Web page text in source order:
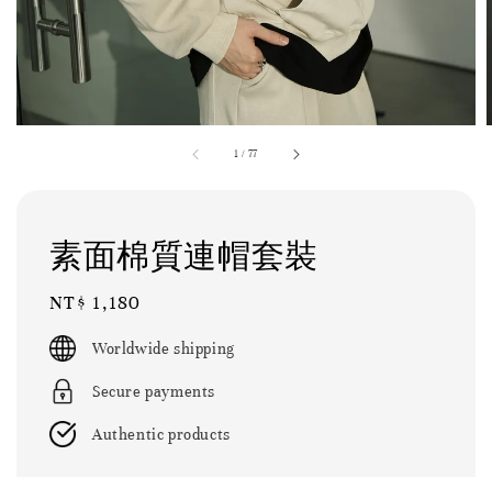
1 / 77
素面棉質連帽套裝
Regular
price
NT$ 1,180
Worldwide shipping
Secure payments
Authentic products